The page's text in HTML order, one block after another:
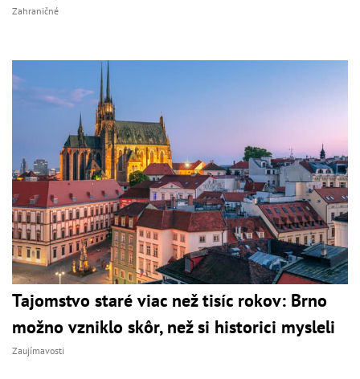
Zahraničné
Tajomstvo staré viac než tisíc rokov: Brno
možno vzniklo skôr, než si historici mysleli
Zaujímavosti